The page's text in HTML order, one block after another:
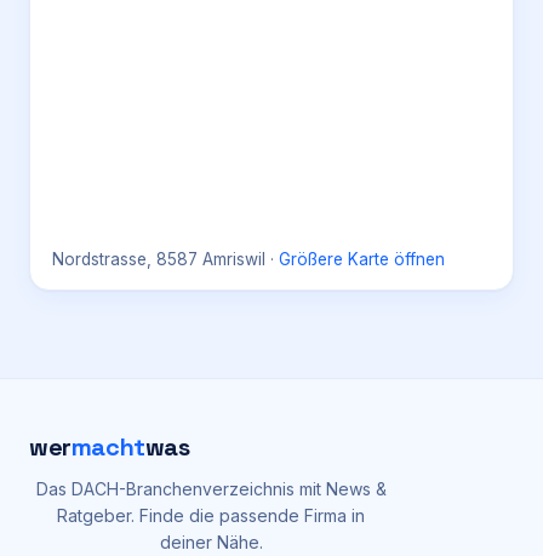
Nordstrasse, 8587 Amriswil · Größere Karte öffnen
wermachtwas
Das DACH-Branchenverzeichnis mit News &
Ratgeber. Finde die passende Firma in
deiner Nähe.